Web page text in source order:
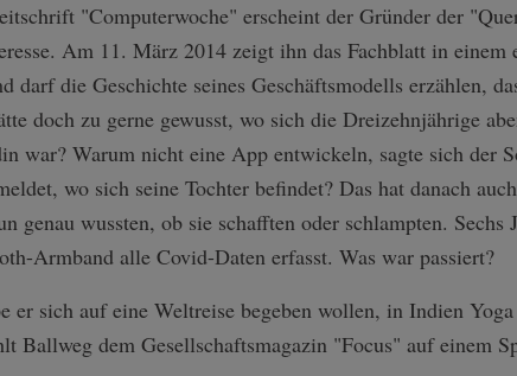
"Computerwoche" erscheint der Gründer der
Am 11. März 2014 zeigt ihn das Fachblatt in
darf die Geschichte seines Geschäftsmodells erzählen,
doch zu gerne gewusst, wo sich die Dreizehnjährige
war? Warum nicht eine App entwickeln, sagte sich der
wo sich seine Tochter befindet? Das hat danach
genau wussten, ob sie schafften oder schlampten.
Armband alle Covid-Daten erfasst. Was war passiert?
er sich auf eine Weltreise begeben wollen, in Indien
Ballweg dem Gesellschaftsmagazin "Focus" auf einem